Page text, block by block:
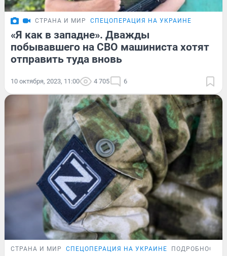
СТРАНА И МИР СПЕЦОПЕРАЦИЯ НА УКРАИНЕ
«Я как в западне». Дважды
побывавшего на СВО машиниста хотят
отправить туда вновь
10 октября, 2023, 11:00 4 705 6
СТРАНА И МИР СПЕЦОПЕРАЦИЯ НА УКРАИНЕ ПОДРОБНОСТИ